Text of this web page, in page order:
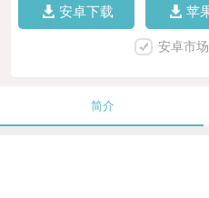
安卓下载 苹
安卓市
简介